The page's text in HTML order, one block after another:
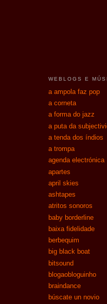
WEBLOGS E
a ampola faz pop
a corneta
a forma do jazz
a puta da
a tenda dos índios
a trompa
agenda electrónica
apartes
april skies
ashtapes
atritos sonoros
baby borderline
baixa fidelidade
berbequim
big black boat
bitsound
blogaobloguinho
braindance
búscate un novio